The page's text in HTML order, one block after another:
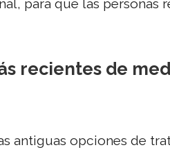
para que las personas
recientes de
antiguas opciones de